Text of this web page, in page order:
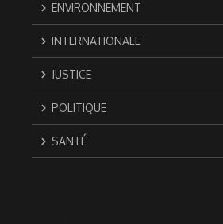
ENVIRONNEMENT
INTERNATIONALE
JUSTICE
POLITIQUE
SANTÉ